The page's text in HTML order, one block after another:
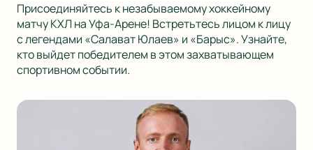
Присоединяйтесь к незабываемому хоккейному
матчу КХЛ на Уфа-Арене! Встретьтесь лицом к лицу
с легендами «Салават Юлаев» и «Барыс». Узнайте,
кто выйдет победителем в этом захватывающем
спортивном событии.